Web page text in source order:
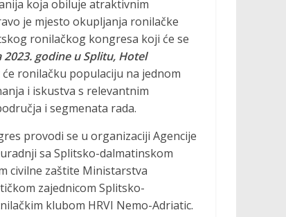
koja obiluje atraktivnim
je mjesto okupljanja ronilačke
ronilačkog kongresa koji će se
2023. godine u Splitu, Hotel
ronilačku populaciju na jednom
i iskustva s relevantnim
i segmenata rada.
provodi se u organizaciji Agencije
sa Splitsko-dalmatinskom
civilne zaštite Ministarstva
zajednicom Splitsko-
klubom HRVI Nemo-Adriatic.